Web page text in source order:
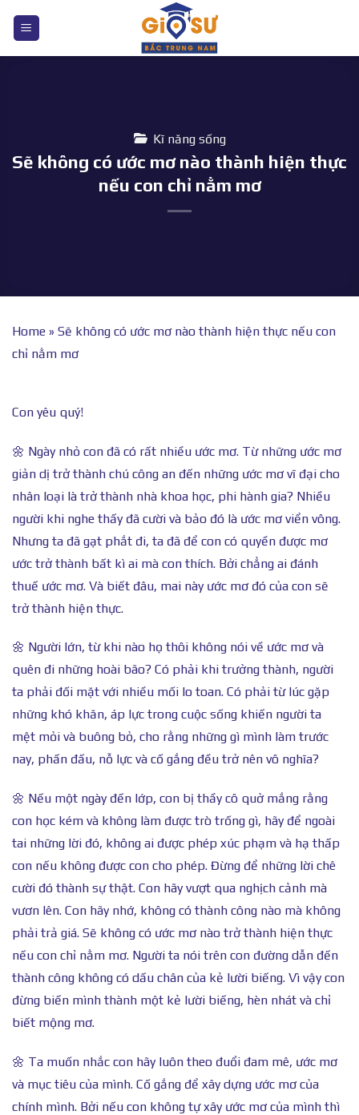
nội
Kĩ năng sống
Sẽ không có ước mơ nào thành hiện thực
nếu con chỉ nằm mơ
Home » Sẽ không có ước mơ nào thành hiện thực nếu con
chỉ nằm mơ
Con yêu quý!
🌼 Ngày nhỏ con đã có rất nhiều ước mơ. Từ những ước mơ
giản dị trở thành chú công an đến những ước mơ vĩ đại cho
nhân loại là trở thành nhà khoa học, phi hành gia? Nhiều
người khi nghe thấy đã cười và bảo đó là ước mơ viển vông.
Nhưng ta đã gạt phắt đi, ta đã để con có quyền được mơ
ước trở thành bất kì ai mà con thích. Bởi chẳng ai đánh
thuế ước mơ. Và biết đâu, mai này ước mơ đó của con sẽ
trở thành hiện thực.
🌼 Người lớn, từ khi nào họ thôi không nói về ước mơ và
quên đi những hoài bão? Có phải khi trưởng thành, người
ta phải đối mặt với nhiều mối lo toan. Có phải từ lúc gặp
những khó khăn, áp lực trong cuộc sống khiến người ta
mệt mỏi và buông bỏ, cho rằng những gì mình làm trước
nay, phấn đấu, nỗ lực và cố gắng đều trở nên vô nghĩa?
🌼 Nếu một ngày đến lớp, con bị thầy cô quở mắng rằng
con học kém và không làm được trò trống gì, hãy để ngoài
tai những lời đó, không ai được phép xúc phạm và hạ thấp
con nếu không được con cho phép. Đừng để những lời chê
cười đó thành sự thật. Con hãy vượt qua nghịch cảnh mà
vươn lên. Con hãy nhớ, không có thành công nào mà không
phải trả giá. Sẽ không có ước mơ nào trở thành hiện thực
nếu con chỉ nằm mơ. Người ta nói trên con đường dẫn đến
thành công không có dấu chân của kẻ lười biếng. Vì vậy con
đừng biến mình thành một kẻ lười biếng, hèn nhát và chỉ
biết mộng mơ.
🌼 Ta muốn nhắc con hãy luôn theo đuổi đam mê, ước mơ
và mục tiêu của mình. Cố gắng để xây dựng ước mơ của
chính mình. Bởi nếu con không tự xây ước mơ của mình thì